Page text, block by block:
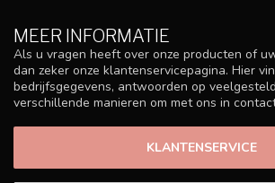
MEER INFORMATIE
Als u vragen heeft over onze producten of
dan zeker onze klantenservicepagina. Hier
bedrijfsgegevens, antwoorden op
verschillende manieren om met ons in
KLANTENSERVICE